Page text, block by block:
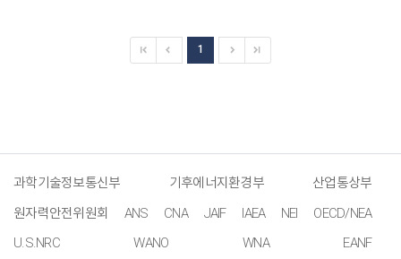
1
과학기술정보통신부 기후에너지환경부
산업통상부
원자력안전위원회
ANS CNA JAIF IAEA NEI
OECD/NEA
U.S.NRC
WANO WNA EANF